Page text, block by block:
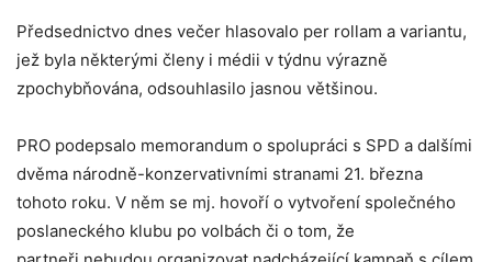
Předsednictvo dnes večer hlasovalo per rollam a variantu,
jež byla některými členy i médii v týdnu výrazně
zpochybňována, odsouhlasilo jasnou většinou.
PRO podepsalo memorandum o spolupráci s SPD a dalšími
dvěma národně-konzervativními stranami 21. března
tohoto roku. V něm se mj. hovoří o vytvoření společného
poslaneckého klubu po volbách či o tom, že